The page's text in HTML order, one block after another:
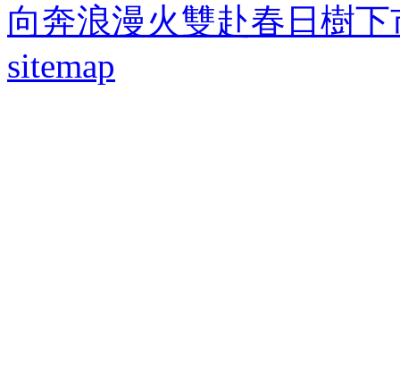
向奔浪漫火雙赴春日樹
sitemap